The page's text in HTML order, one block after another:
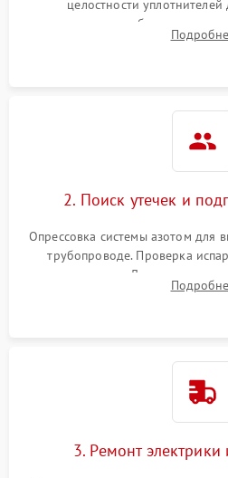
целостности
сопротивления обмоток
считывание кодов ошибок с
2. Поиск утечек и
Опрессовка системы азотом для
трубопроводе. Проверка
течеискателем. Демонтаж
продувка капиллярной трубки
3. Ремонт электрики